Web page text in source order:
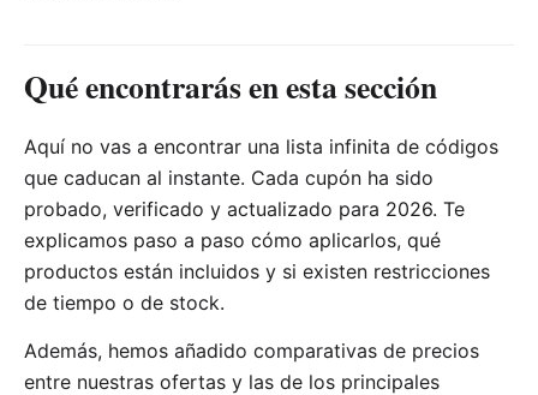
Qué encontrarás en esta sección
Aquí no vas a encontrar una lista infinita de códigos
que caducan al instante. Cada cupón ha sido
probado, verificado y actualizado para 2026. Te
explicamos paso a paso cómo aplicarlos, qué
productos están incluidos y si existen restricciones
de tiempo o de stock.
Además, hemos añadido comparativas de precios
entre nuestras ofertas y las de los principales